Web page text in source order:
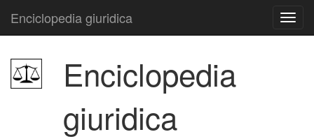
Enciclopedia giuridica
Enciclopedia
giuridica